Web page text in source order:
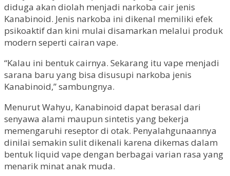
diduga akan diolah menjadi narkoba cair jenis
Kanabinoid. Jenis narkoba ini dikenal memiliki efek
psikoaktif dan kini mulai disamarkan melalui produk
modern seperti cairan vape.
“Kalau ini bentuk cairnya. Sekarang itu vape menjadi
sarana baru yang bisa disusupi narkoba jenis
Kanabinoid,” sambungnya.
Menurut Wahyu, Kanabinoid dapat berasal dari
senyawa alami maupun sintetis yang bekerja
memengaruhi reseptor di otak. Penyalahgunaannya
dinilai semakin sulit dikenali karena dikemas dalam
bentuk liquid vape dengan berbagai varian rasa yang
menarik minat anak muda.